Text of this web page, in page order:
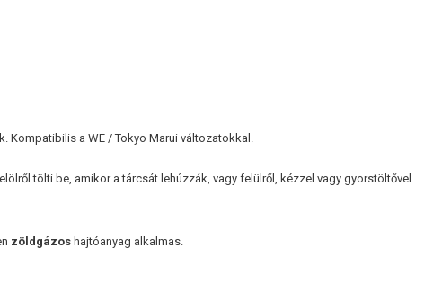
Kompatibilis a WE / Tokyo Marui változatokkal.
tölti be, amikor a tárcsát lehúzzák, vagy felülről, kézzel vagy gyorstöltővel
zöldgázos hajtóanyag alkalmas.